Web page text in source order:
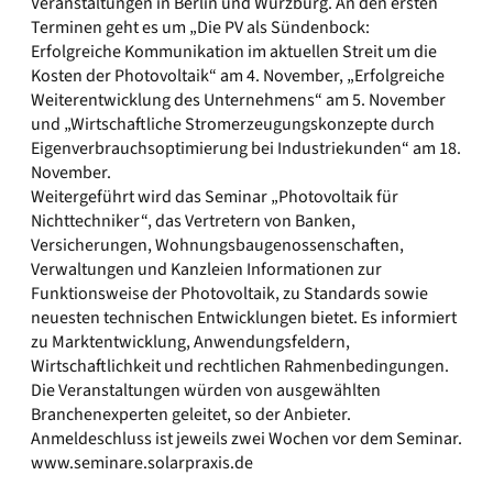
Terminen geht es um „Die PV als Sündenbock:
Erfolgreiche Kommunikation im aktuellen Streit um die
Kosten der Photovoltaik“ am 4. November, „Erfolgreiche
Weiterentwicklung des Unternehmens“ am 5. November
und „Wirtschaftliche Stromerzeugungskonzepte durch
Eigenverbrauchsoptimierung bei Industriekunden“ am 18.
November.
Weitergeführt wird das Seminar „Photovoltaik für
Nichttechniker“, das Vertretern von Banken,
Versicherungen, Wohnungsbaugenossenschaften,
Verwaltungen und Kanzleien Informationen zur
Funktionsweise der Photovoltaik, zu Standards sowie
neuesten technischen Entwicklungen bietet. Es informiert
zu Marktentwicklung, Anwendungsfeldern,
Wirtschaftlichkeit und rechtlichen Rahmenbedingungen.
Die Veranstaltungen würden von ausgewählten
Branchenexperten geleitet, so der Anbieter.
Anmeldeschluss ist jeweils zwei Wochen vor dem Seminar.
www.seminare.solarpraxis.de